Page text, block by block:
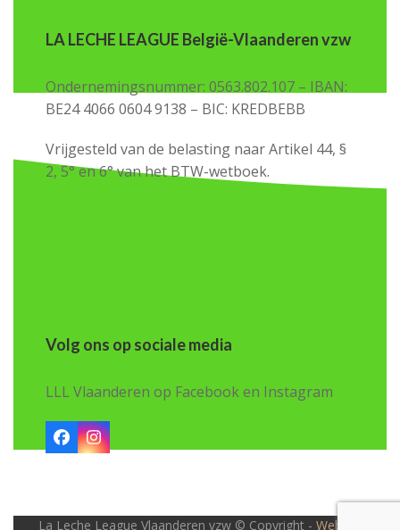
LA LECHE LEAGUE België-Vlaanderen vzw
Ondernemingsnummer: 0563.802.107 – IBAN:
BE24 4066 0604 9138 – BIC: KREDBEBB
Vrijgesteld van de belasting naar Artikel 44, §
2, 5° en 6° van het BTW-wetboek.
Volg ons op sociale media
LLL Vlaanderen op Facebook en Instagram
FacebookInstagram
La Leche League Vlaanderen vzw © Copyright - Website